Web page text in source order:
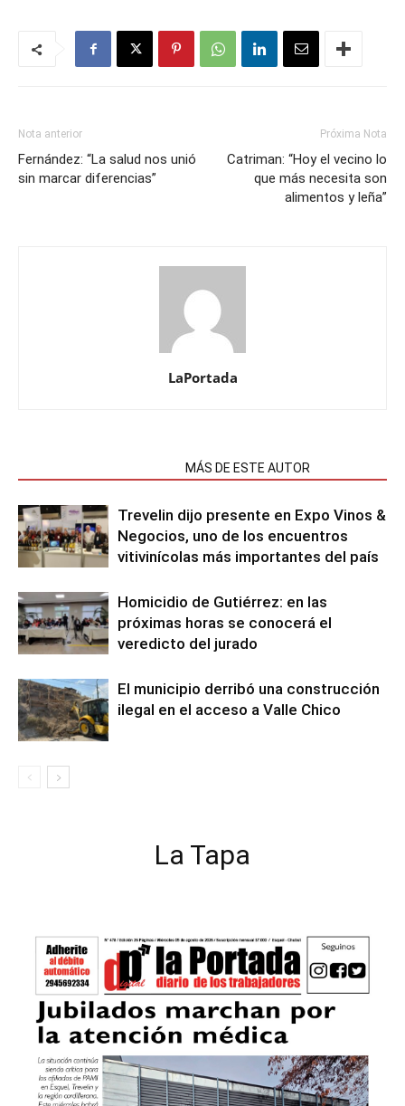
Nota anterior
Fernández: “La salud nos unió
sin marcar diferencias”
Próxima Nota
Catriman: “Hoy el vecino lo
que más necesita son
alimentos y leña”
LaPortada
MÁS DE ESTE AUTOR
Trevelin dijo presente en Expo Vinos &
Negocios, uno de los encuentros
vitivinícolas más importantes del país
Homicidio de Gutiérrez: en las
próximas horas se conocerá el
veredicto del jurado
El municipio derribó una construcción
ilegal en el acceso a Valle Chico
La Tapa